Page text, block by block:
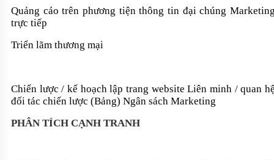
Quảng cáo trên phương tiện thông tin đại chúng
trực tiếp
Triển lãm thương mại
Chiến lược / kế hoạch lập trang website Liên minh / quan
đối tác chiến lược (Bảng) Ngân sách Marketing
PHÂN TÍCH CẠNH TRANH